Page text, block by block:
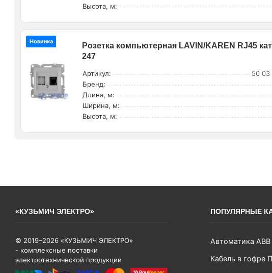
Высота, м:
Новинка
Розетка компьютерная LAVIN/KAREN RJ45
247
Артикул:
50 03
Бренд:
Длина, м:
Ширина, м:
Высота, м:
«КУЗЬМИЧ ЭЛЕКТРО»
© 2019–2026 «КУЗЬМИЧ ЭЛЕКТРО»
- комплексные поставки
электротехнической продукции
ПОПУЛЯРНЫЕ
Автоматика ABB
Кабель в гофре